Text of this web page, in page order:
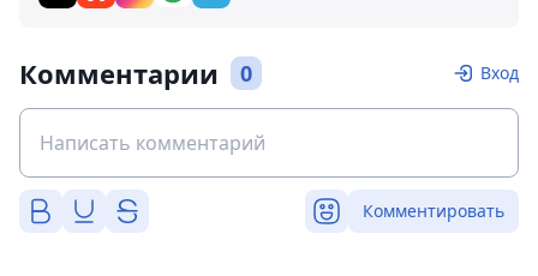
Комментарии 0 Вход
Комментировать